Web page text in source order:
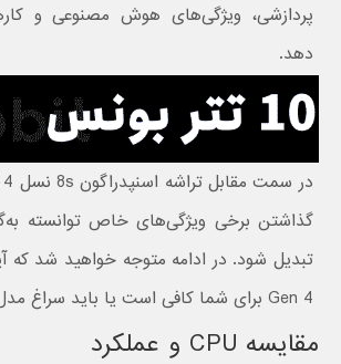
پردازشی، ویژگی‌های هوش مصنوعی و
دهد.
گذاشتن برخی ویژگی‌های خاص توانسته
Gen 4 برای شما کافی است یا باید سراغ مدل الیت بروید.
مقایسه CPU و عملکرد